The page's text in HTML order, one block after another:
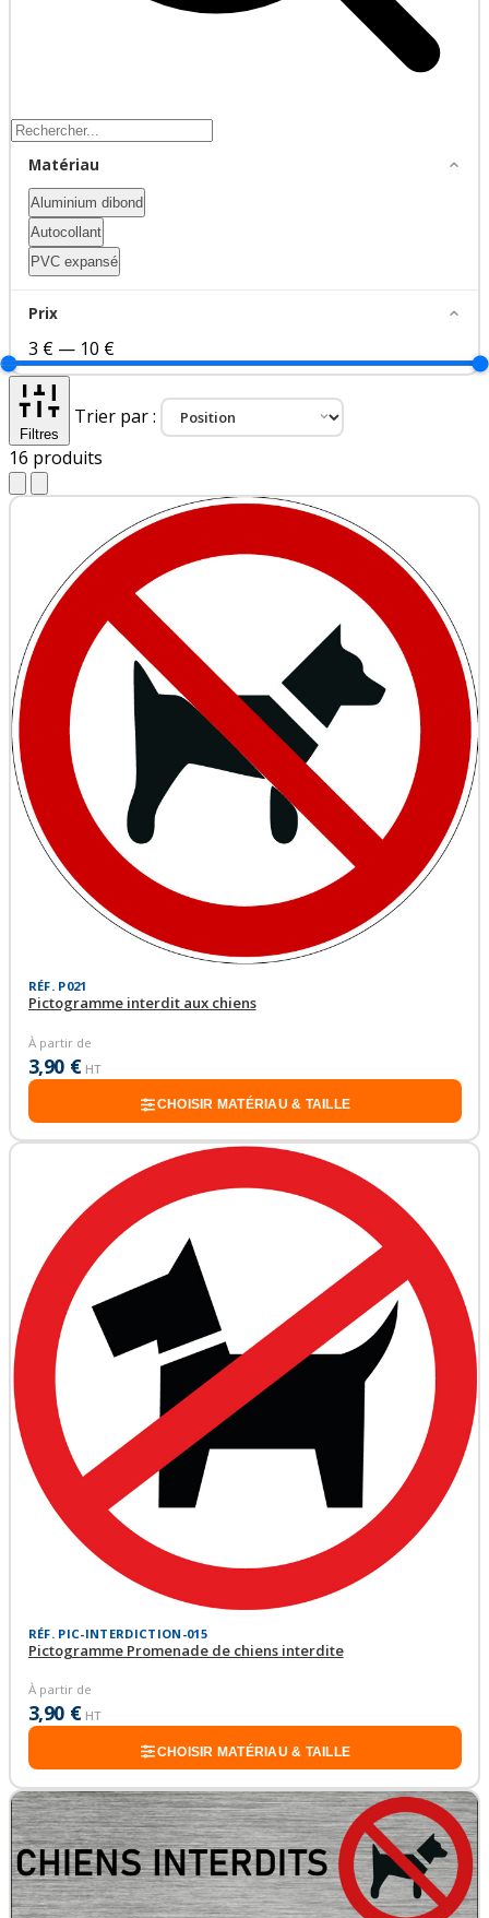
Matériau
Aluminium dibond
Autocollant
PVC expansé
Prix
3 € — 10 €
Filtres
Trier par :
16 produits
RÉF. P021
Pictogramme interdit aux chiens
À partir de
3,90 € HT
CHOISIR MATÉRIAU & TAILLE
RÉF. PIC-INTERDICTION-015
Pictogramme Promenade de chiens interdite
À partir de
3,90 € HT
CHOISIR MATÉRIAU & TAILLE